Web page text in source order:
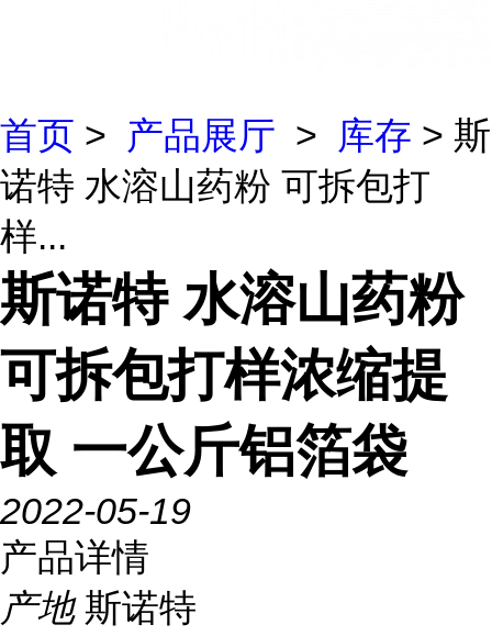
首页 > 产品展厅 > 库存 > 斯
诺特 水溶山药粉 可拆包打
样...
斯诺特 水溶山药粉
可拆包打样浓缩提
取 一公斤铝箔袋
2022-05-19
产品详情
产地 斯诺特